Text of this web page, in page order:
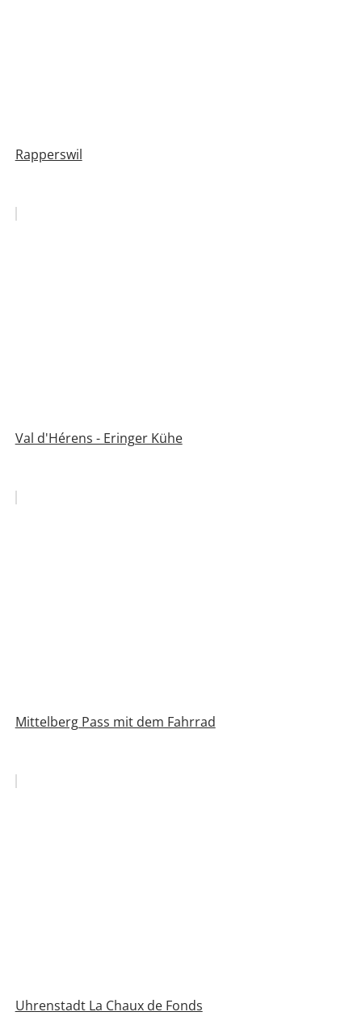
Rapperswil
Val d'Hérens - Eringer Kühe
Mittelberg Pass mit dem Fahrrad
Uhrenstadt La Chaux de Fonds